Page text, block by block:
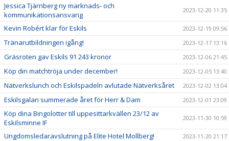
Jessica Tjärnberg ny marknads- och
kommunikationsansvarig
2023-12-20 11:35
Kevin Robért klar för Eskils 2023-12-19 09:56
Tränarutbildningen igång! 2023-12-17 13:16
Gräsroten gav Eskils 91 243 kronor 2023-12-06 21:45
Köp din matchtröja under december! 2023-12-05 13:40
Nätverkslunch och Eskilspadeln avlutade Nätverksåret 2023-12-02 13:04
Eskilsgalan summerade året för Herr & Dam 2023-12-01 23:09
Köp dina Bingolotter till uppesittarkvällen 23/12 av
Eskilsminne IF
2023-11-30 10:59
Ungdomsledaravslutning på Elite Hotel Mollberg! 2023-11-20 21:17